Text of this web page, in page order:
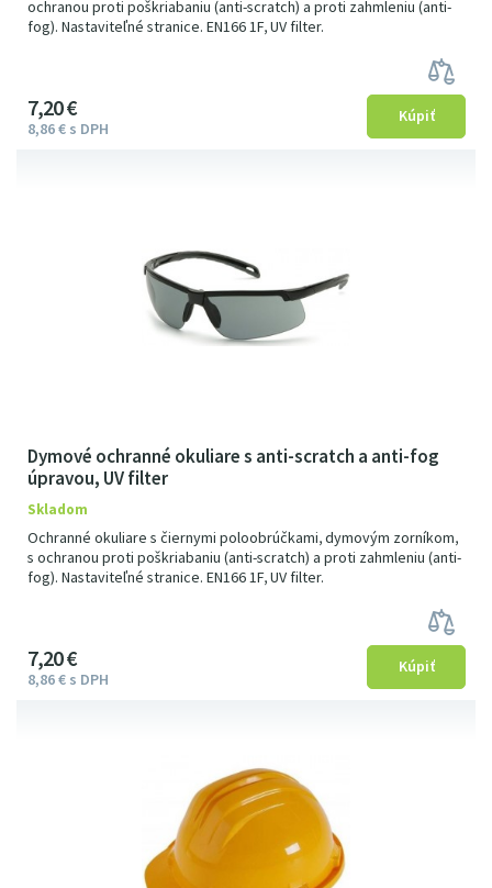
ochranou proti poškriabaniu (anti-scratch) a proti zahmleniu (anti-
fog). Nastaviteľné stranice. EN166 1F, UV filter.
7 20€
8 86€ s DPH
Dymové ochranné okuliare s anti-scratch a anti-fog
úpravou, UV filter
Ochranné okuliare s čiernymi poloobrúčkami, dymovým zorníkom,
s ochranou proti poškriabaniu (anti-scratch) a proti zahmleniu (anti-
fog). Nastaviteľné stranice. EN166 1F, UV filter.
Skladom
7 20€
8 86€ s DPH